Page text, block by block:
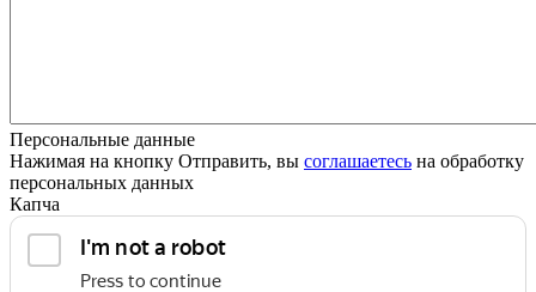
Персональные данные
Нажимая на кнопку Отправить, вы соглашаетесь на обработку
персональных данных
Капча